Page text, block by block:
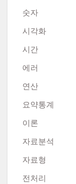
숫자
시각화
시간
에러
연산
요약통계
이론
자료분석
자료형
전처리